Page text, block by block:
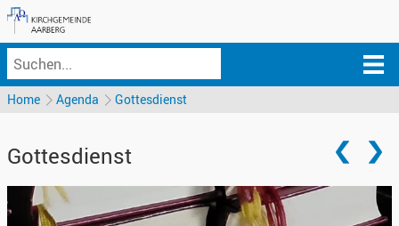
Home Agenda Gottesdienst
Gottesdienst